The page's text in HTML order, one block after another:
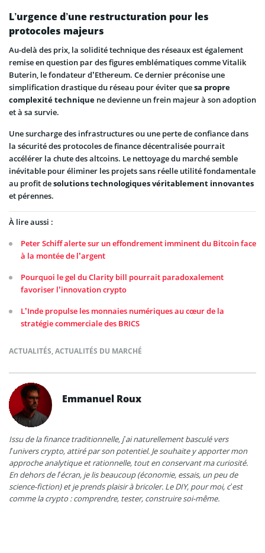
L’urgence d’une restructuration pour les
protocoles majeurs
Au-delà des prix, la solidité technique des réseaux est également
remise en question par des figures emblématiques comme Vitalik
Buterin, le fondateur d’Ethereum. Ce dernier préconise une
simplification drastique du réseau pour éviter quesa propre
complexité technique ne devienne un frein majeur à son adoption
et à sa survie.
Une surcharge des infrastructures ou une perte de confiance dans
la sécurité des protocoles de finance décentralisée pourrait
accélérer la chute des altcoins. Le nettoyage du marché semble
inévitable pour éliminer les projets sans réelle utilité fondamentale
au profit desolutions technologiques véritablement innovantes
et pérennes.
À lire aussi :
Peter Schiff alerte sur un effondrement imminent du Bitcoin face
à la montée de l’argent
Pourquoi le gel du Clarity bill pourrait paradoxalement
favoriser l’innovation crypto
L’Inde propulse les monnaies numériques au cœur de la
stratégie commerciale des BRICS
ACTUALITÉS,ACTUALITÉS DU MARCHÉ
Emmanuel Roux
Issu de la finance traditionnelle, j’ai naturellement basculé vers
l’univers crypto, attiré par son potentiel. Je souhaite y apporter mon
approche analytique et rationnelle, tout en conservant ma curiosité.
En dehors de l’écran, je lis beaucoup (économie, essais, un peu de
science-fiction) et je prends plaisir à bricoler. Le DIY, pour moi, c’est
comme la crypto : comprendre, tester, construire soi-même.